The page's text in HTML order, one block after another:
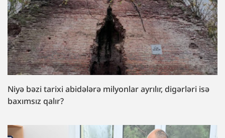
Niyə bəzi tarixi abidələrə milyonlar ayrılır, digərləri isə
baxımsız qalır?